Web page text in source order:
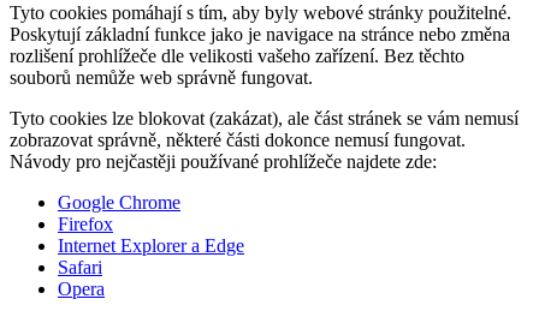
Tyto cookies pomáhají s tím, aby byly webové stránky použitelné.
Poskytují základní funkce jako je navigace na stránce nebo změna
rozlišení prohlížeče dle velikosti vašeho zařízení. Bez těchto
souborů nemůže web správně fungovat.
Tyto cookies lze blokovat (zakázat), ale část stránek se vám nemusí
zobrazovat správně, některé části dokonce nemusí fungovat.
Návody pro nejčastěji používané prohlížeče najdete zde:
Google Chrome
Firefox
Internet Explorer a Edge
Safari
Opera